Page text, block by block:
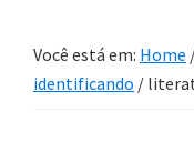
que
você
Você está em: Home
identificando /